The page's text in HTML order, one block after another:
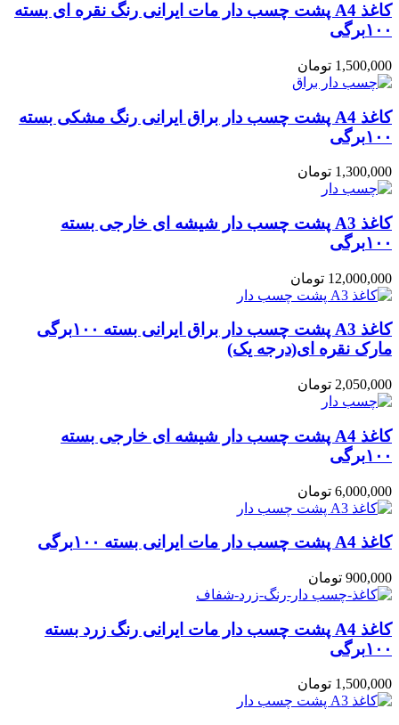
کاغذ A4 پشت چسب دار مات ایرانی رنگ نقره ای بسته
۱۰۰برگی
1,500,000 تومان
کاغذ A4 پشت چسب دار براق ایرانی رنگ مشکی بسته
۱۰۰برگی
1,300,000 تومان
کاغذ A3 پشت چسب دار شیشه ای خارجی بسته
۱۰۰برگی
12,000,000 تومان
کاغذ A3 پشت چسب دار براق ایرانی بسته ۱۰۰برگی
مارک نقره ای(درجه یک)
2,050,000 تومان
کاغذ A4 پشت چسب دار شیشه ای خارجی بسته
۱۰۰برگی
6,000,000 تومان
کاغذ A4 پشت چسب دار مات ایرانی بسته ۱۰۰برگی
900,000 تومان
کاغذ A4 پشت چسب دار مات ایرانی رنگ زرد بسته
۱۰۰برگی
1,500,000 تومان